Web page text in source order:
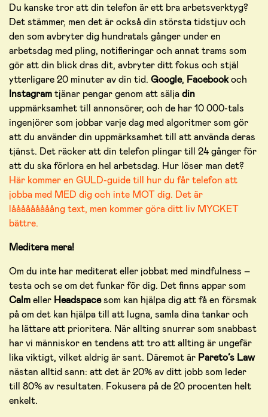
Du kanske tror att din telefon är ett bra arbetsverktyg?
Det stämmer, men det är också din största tidstjuv och
den som avbryter dig hundratals gånger under en
arbetsdag med pling, notifieringar och annat trams som
gör att din blick dras dit, avbryter ditt fokus och stjäl
ytterligare 20 minuter av din tid. Google, Facebookoch
Instagramtjänar pengar genom att säljadin
uppmärksamhet till annonsörer, och de har 10 000-tals
ingenjörer som jobbar varje dag med algoritmer som gör
att du använder din uppmärksamhet till att använda deras
tjänst. Det räcker att din telefon plingar till 24 gånger för
att du ska förlora en hel arbetsdag. Hur löser man det?
Här kommer en GULD-guide till hur du får telefon att
jobba med MED dig och inte MOT dig. Det är
lååååååååång text, men kommer göra ditt liv MYCKET
bättre.
Meditera mera!
Om du inte har mediterat eller jobbat med mindfulness –
testa och se om det funkar för dig. Det finns appar som
Calmeller Headspacesom kan hjälpa dig att få en försmak
på om det kan hjälpa till att lugna, samla dina tankar och
ha lättare att prioritera. När allting snurrar som snabbast
har vi människor en tendens att tro att allting är ungefär
lika viktigt, vilket aldrig är sant. Däremot är Pareto’s Law
nästan alltid sann: att det är 20% av ditt jobb som leder
till 80% av resultaten. Fokusera på de 20 procenten helt
enkelt.